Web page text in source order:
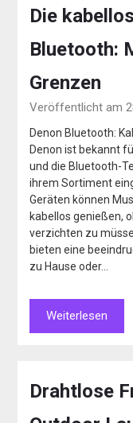
Die
Bluetooth:
Grenzen
Veröffentlicht am
Denon Bluetooth:
Denon ist bekannt
und die Bluetooth-
ihrem Sortiment
Geräten können
kabellos genießen,
verzichten zu
bieten eine
zu Hause oder…
Weiterlesen
Drahtlose